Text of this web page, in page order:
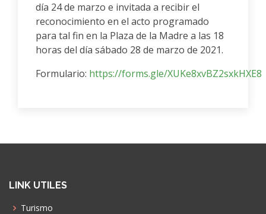
día 24 de marzo e invitada a recibir el
reconocimiento en el acto programado
para tal fin en la Plaza de la Madre a las 18
horas del día sábado 28 de marzo de 2021.
Formulario: https://forms.gle/XUKe8xvBZ2sxkHXE8
LINK UTILES
Turismo